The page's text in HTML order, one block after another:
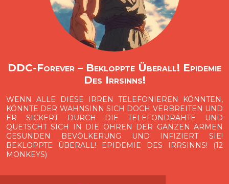
DDC-Forever – Bekloppte Überall! Epidemie
Des Irrsinns!
WENN ALLE DIESE IRREN TELEFONIEREN KÖNNTEN,
KÖNNTE DER WAHNSINN SICH DOCH VERBREITEN UND
ER SICKERT DURCH DIE TELEFONDRÄHTE UND
QUETSCHT SICH IN DIE OHREN DER GANZEN ARMEN
GESUNDEN BEVÖLKERUNG UND INFIZIERT SIE!
BEKLOPPTE ÜBERALL! EPIDEMIE DES IRRSINNS! (12
MONKEYS)